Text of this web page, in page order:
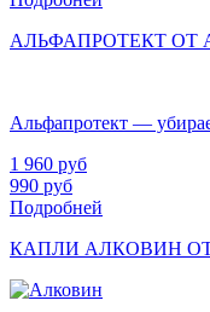
АЛЬФАПРОТЕКТ ОТ
Альфапротект —
1 960 руб
990 руб
Подробней
КАПЛИ АЛКОВИН